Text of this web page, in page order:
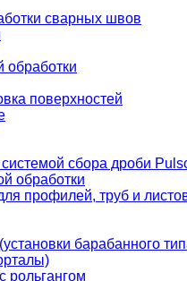
сварных швов
обработки
поверхностей
сбора дроби
обработки
профилей, труб и
барабанного
рольгангом